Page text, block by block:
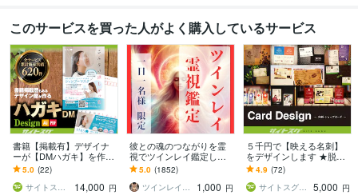
このサービスを買った人がよく購入しているサービス
書籍【掲載有】デザイナ
ーが【DMハガキ】を作り
ます ★顧客に直接訴求可
能ツールのDMは大切に
5.0 (22)
サイトスグ／実績800件
14,000 円
彼との魂のつながりを霊
視でツインレイ鑑定しま
す 気になる彼とつながる
ことができるのか鑑定し
ます
5.0 (1852)
ツインレイ縁結び専門鑑定士✢神結シオン✢
1,000 円
５千円で【映える名刺】
をデザインします ★脱よ
くある名刺。貴方らしさ
を演出
4.9 (72)
サイトスグ／実績800件
5,000 円